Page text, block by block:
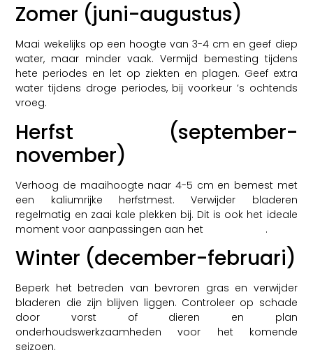
Zomer (juni-augustus)
Maai wekelijks op een hoogte van 3-4 cm en geef diep
water, maar minder vaak. Vermijd bemesting tijdens
hete periodes en let op ziekten en plagen. Geef extra
water tijdens droge periodes, bij voorkeur ’s ochtends
vroeg.
Herfst (september-
november)
Verhoog de maaihoogte naar 4-5 cm en bemest met
een kaliumrijke herfstmest. Verwijder bladeren
regelmatig en zaai kale plekken bij. Dit is ook het ideale
moment voor aanpassingen aan het
.
Winter (december-februari)
Beperk het betreden van bevroren gras en verwijder
bladeren die zijn blijven liggen. Controleer op schade
door vorst of dieren en plan
onderhoudswerkzaamheden voor het komende
seizoen.